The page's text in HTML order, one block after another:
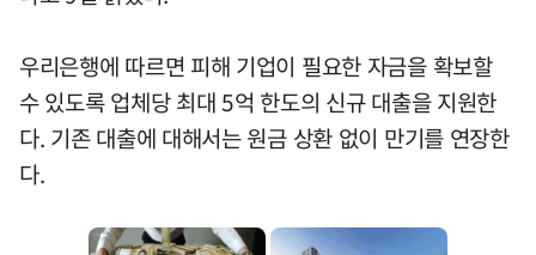
우리은행에 따르면 피해 기업이 필요한 자금을 확보할
수 있도록 업체당 최대 5억 한도의 신규 대출을 지원한
다. 기존 대출에 대해서는 원금 상환 없이 만기를 연장한
다.